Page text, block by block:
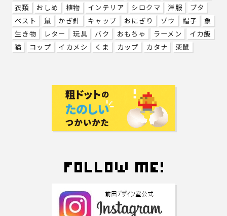
衣類
おしめ 植物 インテリア シロクマ 洋服
ブタ
ベスト
鼠 かぎ針 キャップ おにぎり ゾウ 帽子
象
生き物
レター 玩具 バク おもちゃ ラーメン
イカ飯
猫
コップ イカメシ くま カップ カタナ 栗鼠